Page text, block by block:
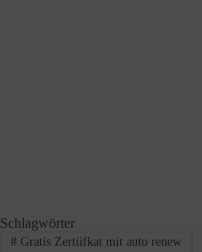
Schlagwörter
#Gratis Zertiifkat mit auto renew